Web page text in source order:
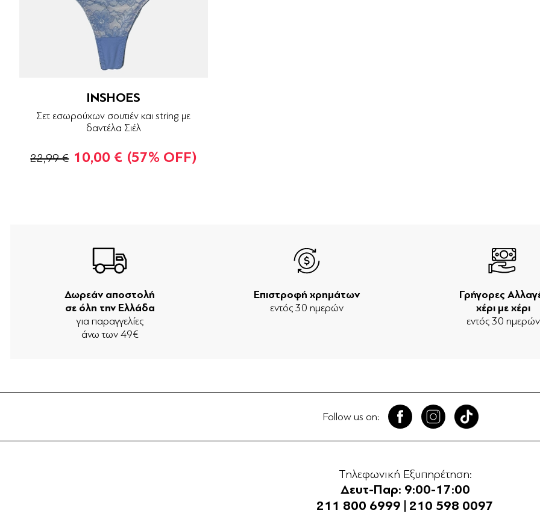
INSHOES
Σετ εσωρούχων σουτιέν και string με
δαντέλα Σιέλ
22,99 € 10,00 € (57% OFF)
Δωρεάν αποστολή
σε όλη την Ελλάδα
για παραγγελίες
άνω των 49€
Επιστροφή χρημάτων
εντός 30 ημερών
Γρήγορες
χέρι με χέρι
εντός 30 ημερών
Follow us on:
Τηλεφωνική Εξυπηρέτηση:
Δευτ-Παρ: 9:00-17:00
211 800 6999
210 598 0097